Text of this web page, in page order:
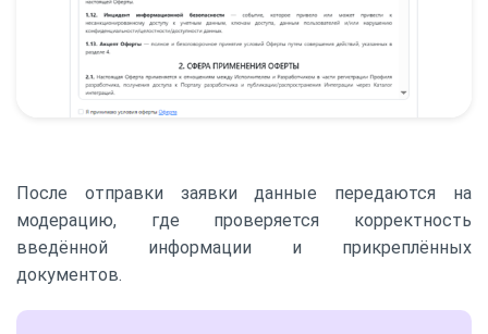
После отправки заявки данные передаются на
модерацию, где проверяется корректность
введённой информации и прикреплённых
документов.